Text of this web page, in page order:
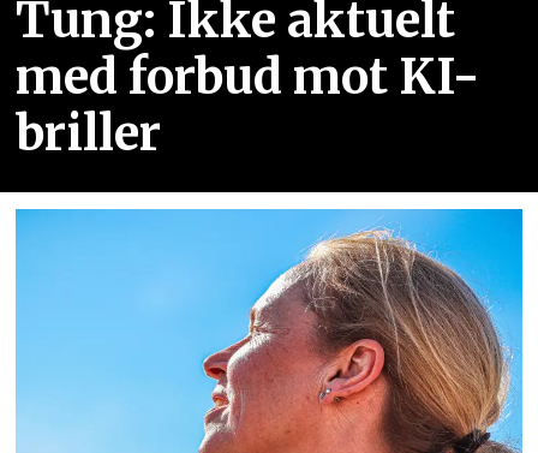
Tung: Ikke aktuelt
med forbud mot KI-
briller